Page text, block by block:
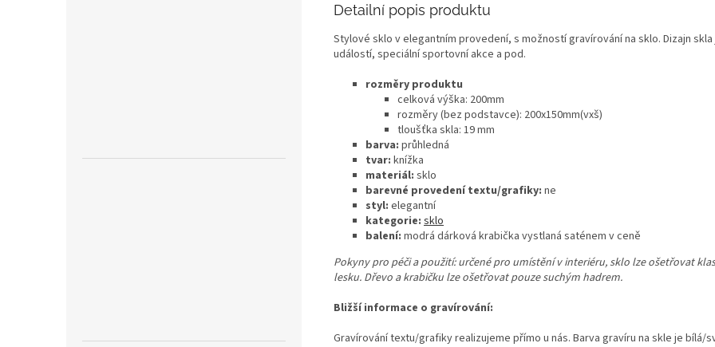
Detailní popis produktu
Stylové sklo v elegantním provedení, s možností gravírování na sklo. Dizajn
událostí, speciální sportovní akce a pod.
rozměry produktu
celková výška: 200mm
rozměry (bez podstavce): 200x150mm(vxš)
tloušťka skla: 19 mm
barva: průhledná
tvar: knížka
materiál: sklo
barevné provedení textu/grafiky: ne
styl: elegantní
kategorie: sklo
balení: modrá dárková krabička vystlaná saténem v ceně
Pokyny pro péči a použití: určené pro umístění v interiéru, sklo lze ošetřovat
lesku. Dřevo a krabičku lze ošetřovat pouze suchým hadrem.
Bližší informace o gravírování:
Gravírování textu/grafiky realizujeme přímo u nás. Barva gravíru na skle je bílá/